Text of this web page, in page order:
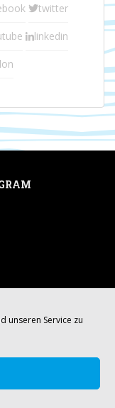
unseren Service zu
twitter
linkedin